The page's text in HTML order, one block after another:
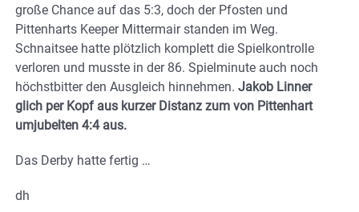
große Chance auf das 5:3, doch der Pfosten und
Pittenharts Keeper Mittermair standen im Weg.
Schnaitsee hatte plötzlich komplett die Spielkontrolle
verloren und musste in der 86. Spielminute auch noch
höchstbitter den Ausgleich hinnehmen. Jakob Linner
glich per Kopf aus kurzer Distanz zum von Pittenhart
umjubelten 4:4 aus.
Das Derby hatte fertig …
dh